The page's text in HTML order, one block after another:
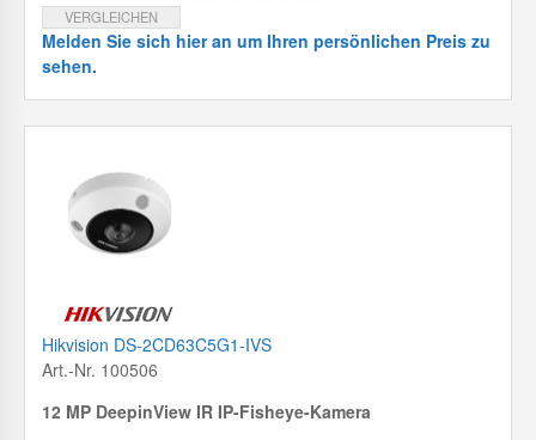
VERGLEICHEN
Melden Sie sich hier an um Ihren persönlichen Preis zu
sehen.
Hikvision DS-2CD63C5G1-IVS
Art.-Nr. 100506
12 MP DeepinView IR IP-Fisheye-Kamera